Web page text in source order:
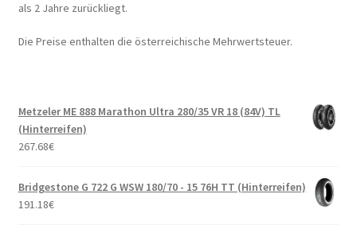
als 2 Jahre zurückliegt.
Die Preise enthalten die österreichische Mehrwertsteuer.
Metzeler ME 888 Marathon Ultra 280/35 VR 18 (84V) TL
(Hinterreifen)
267.68€
Bridgestone G 722 G WSW 180/70 - 15 76H TT (Hinterreifen)
191.18€